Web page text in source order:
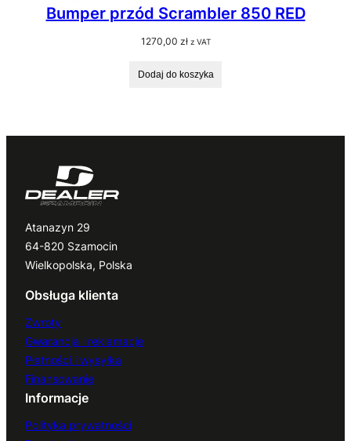
Bumper przód Scrambler 850 RED
1270,00 zł z VAT
Dodaj do koszyka
Atanazyn 29
64-820 Szamocin
Wielkopolska, Polska
Obsługa klienta
Zwroty
Gwarancja i reklamacje
Płatności i wysyłka
Finansowanie
Informacje
Polityka prywatności